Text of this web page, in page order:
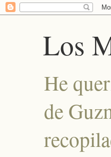
Los
He
de